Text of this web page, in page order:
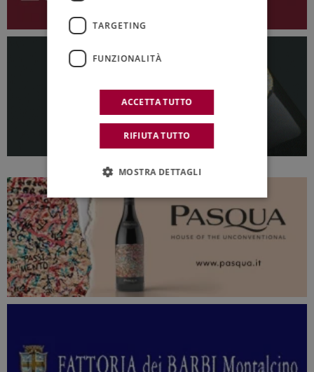
TARGETING
FUNZIONALITÀ
ACCETTA TUTTO
RIFIUTA TUTTO
MOSTRA DETTAGLI